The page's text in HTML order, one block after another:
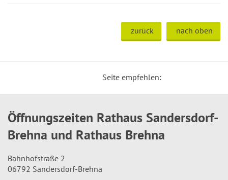
zurück nach oben
Seite empfehlen:
Öffnungszeiten Rathaus Sandersdorf-
Brehna und Rathaus Brehna
Bahnhofstraße 2
06792 Sandersdorf-Brehna